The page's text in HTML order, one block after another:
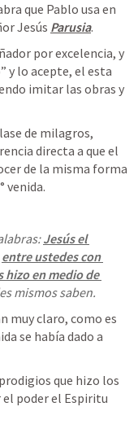
que Pablo usa en
Jesús Parusia.
por excelencia, y
y lo acepte, el esta
imitar las obras y
de milagros,
directa a que el
de la misma forma
venida.
Jesús el
entre ustedes con
hizo en medio de
mismos saben.
muy claro, como es
se había dado a
que hizo los
el poder el Espiritu